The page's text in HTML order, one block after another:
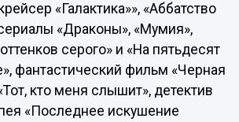
«Галактика»», «Аббатство
«Драконы», «Мумия»,
серого» и «На пятьдесят
фантастический фильм «Черная
кто меня слышит», детектив
«Последнее искушение